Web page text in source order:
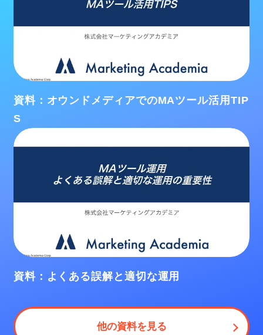
資料：オウンドメディアでのMAツール活用TIP
S
資料：よくある誤解と適切な運用
他の資料を見る